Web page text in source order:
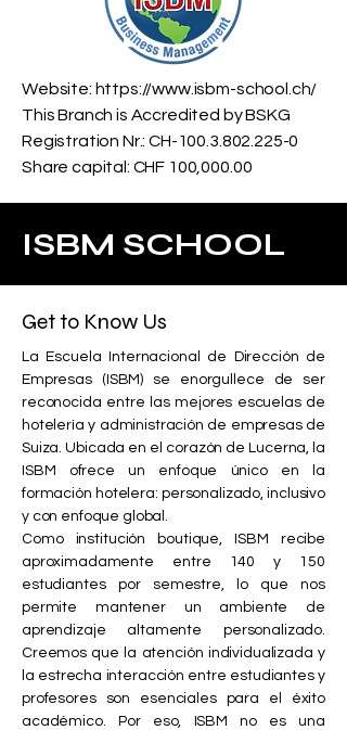
Website: https://www.isbm-school.ch/
This Branch is Accredited by BSKG
Registration Nr.: CH-100.3.802.225-0
Share capital: CHF 100,000.00
ISBM SCHOOL
Get to Know Us
La Escuela Internacional de Dirección de
Empresas (ISBM) se enorgullece de ser
reconocida entre las mejores escuelas de
hotelería y administración de empresas de
Suiza. Ubicada en el corazón de Lucerna, la
ISBM ofrece un enfoque único en la
formación hotelera: personalizado, inclusivo
y con enfoque global.
Como institución boutique, ISBM recibe
aproximadamente entre 140 y 150
estudiantes por semestre, lo que nos
permite mantener un ambiente de
aprendizaje altamente personalizado.
Creemos que la atención individualizada y
la estrecha interacción entre estudiantes y
profesores son esenciales para el éxito
académico. Por eso, ISBM no es una